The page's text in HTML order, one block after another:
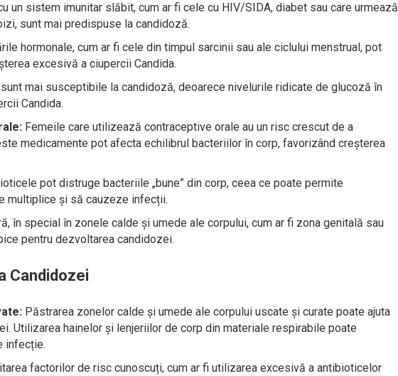
un sistem imunitar slăbit, cum ar fi cele cu HIV/SIDA, diabet sau care urmează
sunt mai predispuse la candidoză.
hormonale, cum ar fi cele din timpul sarcinii sau ale ciclului menstrual, pot
excesivă a ciupercii Candida.
mai susceptibile la candidoză, deoarece nivelurile ridicate de glucoză în
Candida.
Femeile care utilizează contraceptive orale au un risc crescut de a
medicamente pot afecta echilibrul bacteriilor în corp, favorizând creșterea
pot distruge bacteriile „bune” din corp, ceea ce poate permite
multiplice și să cauzeze infecții.
în special în zonele calde și umede ale corpului, cum ar fi zona genitală sau
pentru dezvoltarea candidozei.
Candidozei
Păstrarea zonelor calde și umede ale corpului uscate și curate poate ajuta
Utilizarea hainelor și lenjeriilor de corp din materiale respirabile poate
infecție.
factorilor de risc cunoscuți, cum ar fi utilizarea excesivă a antibioticelor